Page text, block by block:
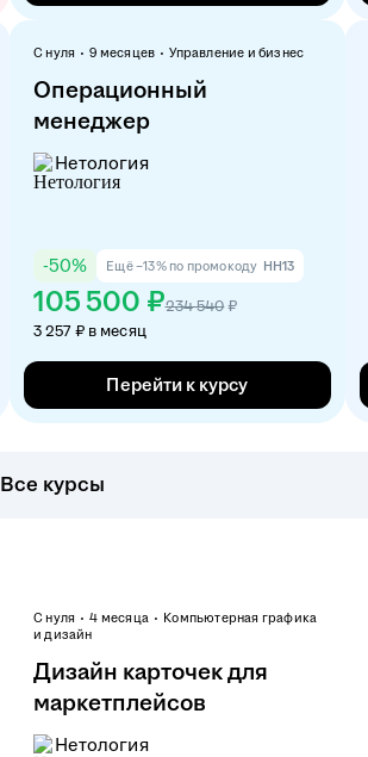
С нуля 9 месяцев Управление и бизнес
Операционный
менеджер
Нетология
-50% Ещё −13% по промокоду HH13
105 500 ₽234 540 ₽
3 257 ₽ в месяц
Перейти к курсу
Все курсы
С нуля 4 месяца
Компьютерная графика
и дизайн
Дизайн карточек для
маркетплейсов
Нетология